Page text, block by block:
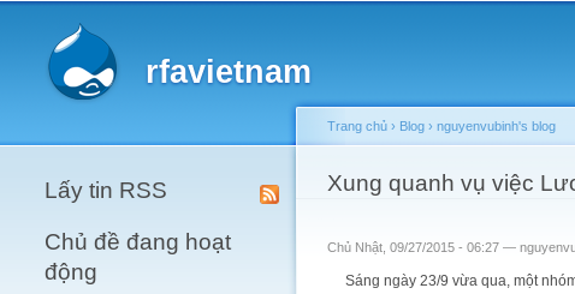
rfavietnam
Lấy tin RSS
Chủ đề đang hoạt
động
You are here
Trang chủ › Blog › nguyenvubinh's blog
Xung quanh vụ việc
Chủ Nhật, 09/27/2015 - 06:27 —
Sáng ngày 23/9 vừa qua, một